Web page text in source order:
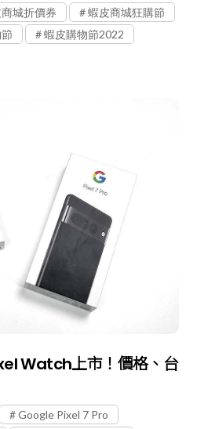
城折價券
蝦皮商城狂購節
蝦皮購物節2022
Watch上市！價格、台
Google Pixel 7 Pro